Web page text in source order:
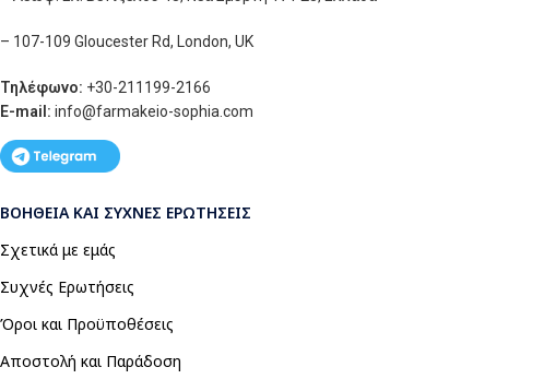
– 107-109 Gloucester Rd, London, UK
Τηλέφωνο: +30-211199-2166
E-mail: info@farmakeio-sophia.com
ΒΟΉΘΕΙΑ ΚΑΙ ΣΥΧΝΈΣ ΕΡΩΤΉΣΕΙΣ
Σχετικά με εμάς
Συχνές Ερωτήσεις
Όροι και Προϋποθέσεις
Αποστολή και Παράδοση